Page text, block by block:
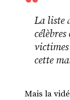
La liste
cette
Mais la